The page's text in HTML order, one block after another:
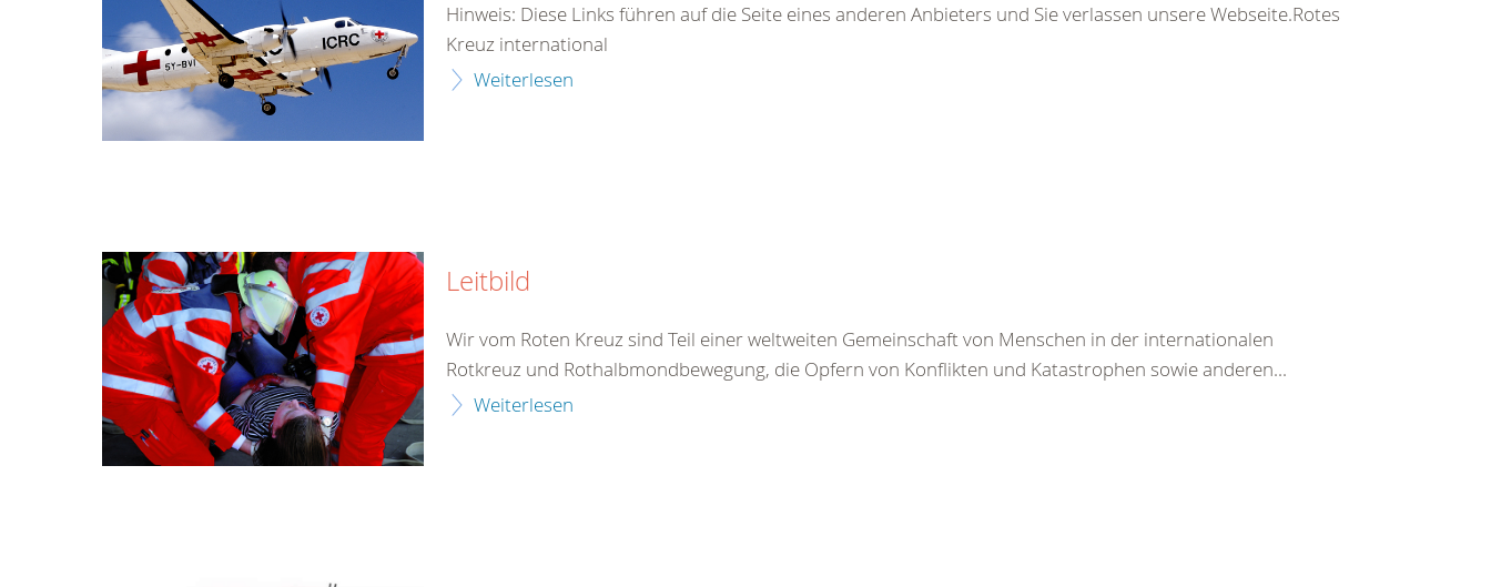
Hinweis: Diese Links führen auf die Seite eines anderen Anbieters und Sie verlassen unsere Webseite.Rotes
Kreuz international
Weiterlesen
Leitbild
Wir vom Roten Kreuz sind Teil einer weltweiten Gemeinschaft von Menschen in der internationalen
Rotkreuz und Rothalbmondbewegung, die Opfern von Konflikten und Katastrophen sowie anderen...
Weiterlesen